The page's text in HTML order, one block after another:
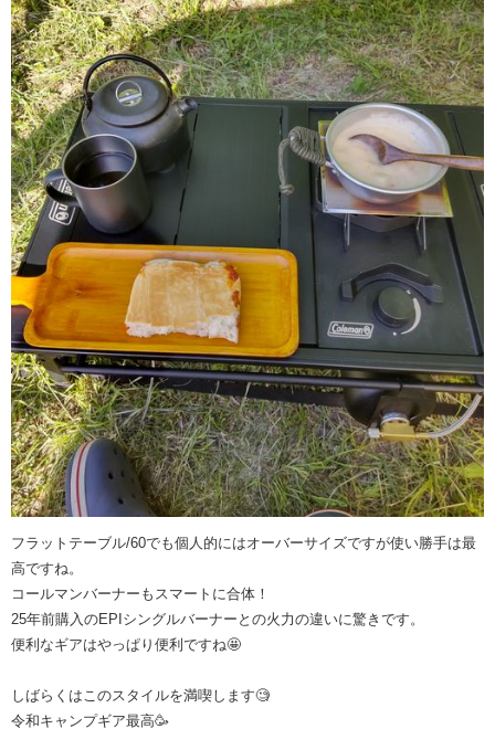
フラットテーブル/60でも個人的にはオーバーサイズですが使い勝手は最
高ですね。
コールマンバーナーもスマートに合体！
25年前購入のEPIシングルバーナーとの火力の違いに驚きです。
便利なギアはやっぱり便利ですね🤩
しばらくはこのスタイルを満喫します🧐
令和キャンプギア最高🥳